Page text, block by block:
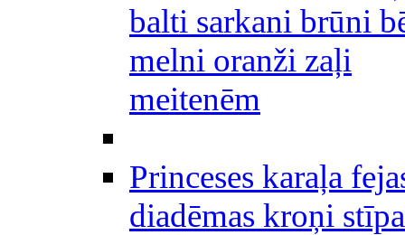
balti sarkani brūni
melni oranži zaļi
meitenēm
Princeses karaļa
diadēmas kroņi